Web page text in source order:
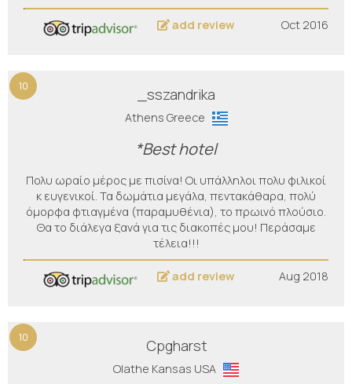
add review Oct 2016
10 _sszandrika
Athens Greece
*Best hotel
Πολυ ωραίο μέρος με πισίνα! Οι υπάλληλοι πολυ φιλικοί
κ ευγενικοί. Τα δωμάτια μεγάλα, πεντακάθαρα, πολύ
όμορφα φτιαγμένα (παραμυθένια), το πρωινό πλούσιο.
Θα το διάλεγα ξανά για τις διακοπές μου! Περάσαμε
τέλεια!!!
add review Aug 2018
10 Cpgharst
Olathe Kansas USA